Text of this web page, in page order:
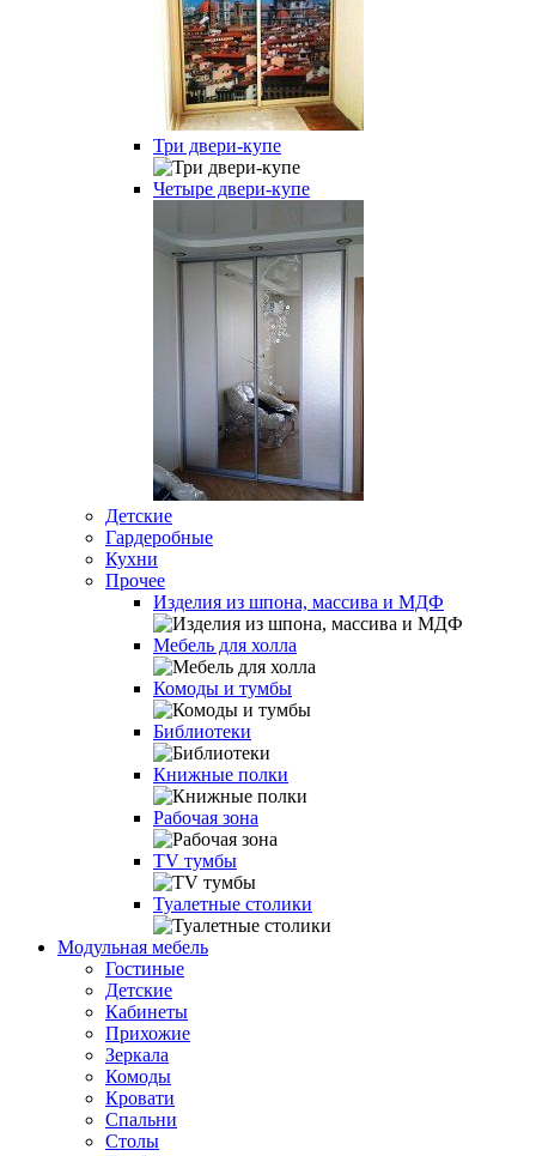
Три двери-купе
Четыре двери-купе
Детские
Гардеробные
Кухни
Прочее
Изделия из шпона, массива и МДФ
Мебель для холла
Комоды и тумбы
Библиотеки
Книжные полки
Рабочая зона
TV тумбы
Туалетные столики
Модульная мебель
Гостиные
Детские
Кабинеты
Прихожие
Зеркала
Комоды
Кровати
Спальни
Столы